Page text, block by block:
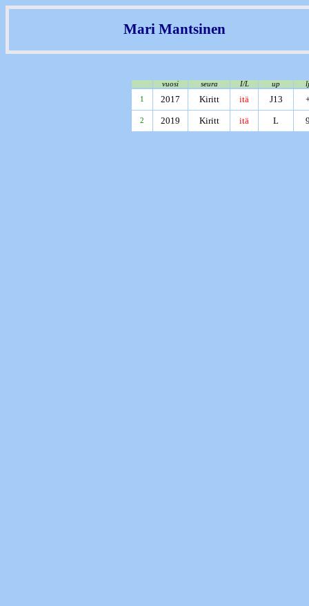
Mari Mantsinen
vuosi seura I/L up
lj
1
2017 Kiritt itä J13
2 2019 Kiritt itä L